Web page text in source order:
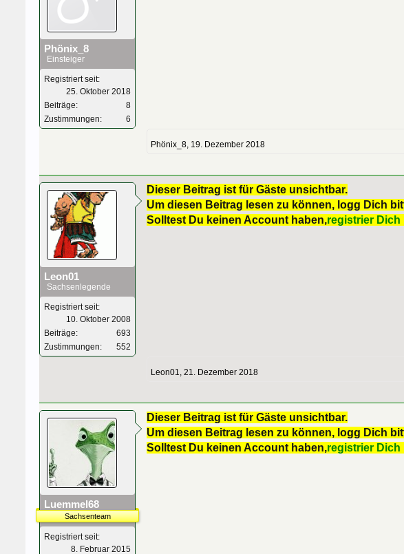
Phönix_8
Einsteiger
Registriert seit:
25. Oktober 2018
Beiträge:
8
Zustimmungen:
6
Phönix_8, 19. Dezember 2018
Leon01
Sachsenlegende
Registriert seit:
10. Oktober 2008
Beiträge:
693
Zustimmungen:
552
Dieser Beitrag ist für Gäste unsichtbar.
Um diesen Beitrag lesen zu können, logg Dich
Solltest Du keinen Account haben,registrier Dich
Leon01, 21. Dezember 2018
Luemmel68
Sachsenteam
Registriert seit:
8. Februar 2015
Dieser Beitrag ist für Gäste unsichtbar.
Um diesen Beitrag lesen zu können, logg Dich
Solltest Du keinen Account haben,registrier Dich